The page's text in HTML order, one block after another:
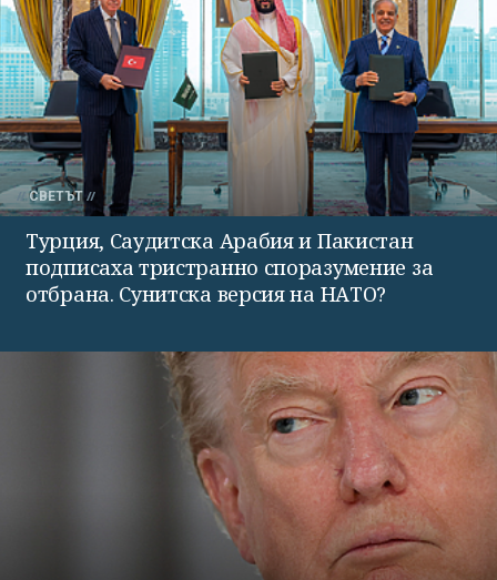
СВЕТЪТ
Турция, Саудитска Арабия и Пакистан
подписаха тристранно споразумение за
отбрана. Сунитска версия на НАТО?